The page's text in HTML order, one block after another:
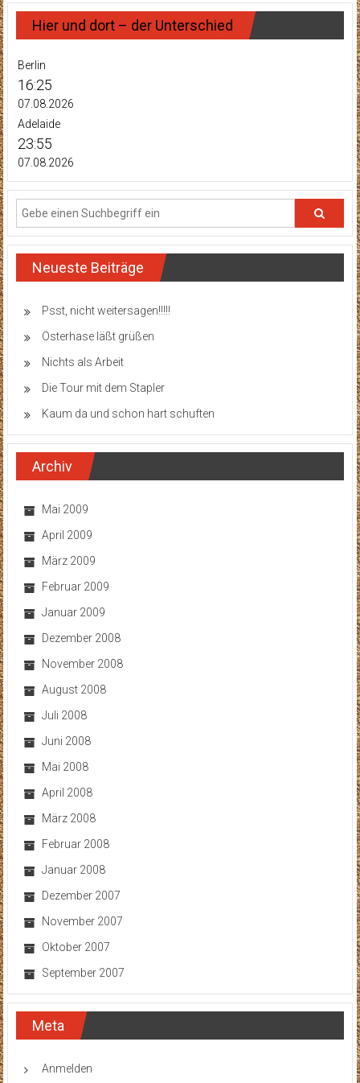
Hier und dort – der Unterschied
Berlin
16:25
07.08.2026
Adelaide
23:55
07.08.2026
Neueste Beiträge
Psst, nicht weitersagen!!!!!
Osterhase läßt grüßen
Nichts als Arbeit
Die Tour mit dem Stapler
Kaum da und schon hart schuften
Archiv
Mai 2009
April 2009
März 2009
Februar 2009
Januar 2009
Dezember 2008
November 2008
August 2008
Juli 2008
Juni 2008
Mai 2008
April 2008
März 2008
Februar 2008
Januar 2008
Dezember 2007
November 2007
Oktober 2007
September 2007
Meta
Anmelden